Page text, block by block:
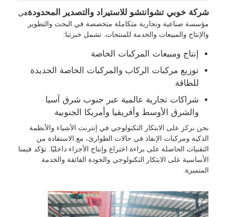
شركة خوبي تشوانتشو للاستيراد والتصدير المحدودةهي
مؤسسة صناعية وتجارية متكاملة متخصصة في البحث والتطوير
والإنتاج والمبيعات والخدمة للمنتجات. تشمل خبرتنا:
إنتاج ومبيعات المركبات الخاصة
توزيع مركبات الركاب والمركبات الخاصة الجديدة
للطاقة
شراكات تجارية عالمية عبر جنوب شرق آسيا
والشرق الأوسط وأفريقيا وأمريكا الجنوبية
نحن نركز على الابتكار التكنولوجي في إنترنت الأشياء والأنظمة
الذكية ومركبات الإنقاذ في حالات الطوارئ، مع الاستفادة من
التقنيات الحاصلة على براءة اختراع وإنتاج الأجزاء داخليًا. تؤكد قيمنا
الأساسية على الابتكار التكنولوجي والجودة الفائقة والخدمة
المتميزة.